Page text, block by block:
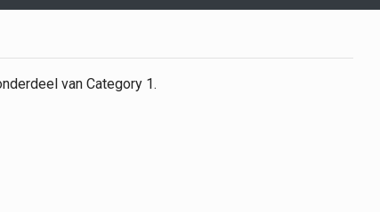
van Category 1.